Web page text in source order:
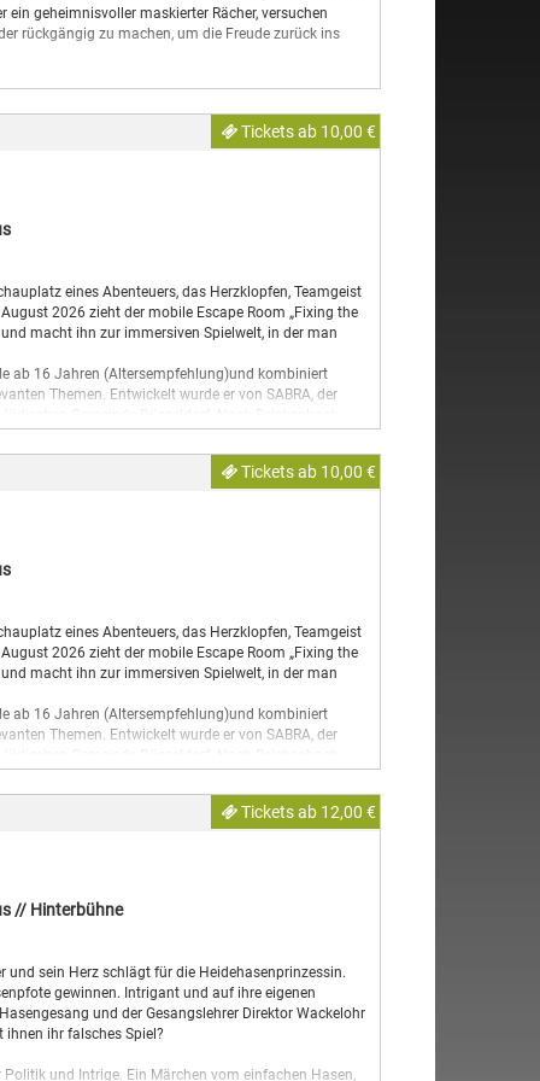
geheimnisvoller maskierter Rächer, versuchen
rückgängig zu machen, um die Freude zurück ins
Tickets ab 10,00 €
eines Abenteuers, das Herzklopfen, Teamgeist
2026 zieht der mobile Escape Room „Fixing the
macht ihn zur immersiven Spielwelt, in der man
ab 16 Jahren (Altersempfehlung)und kombiniert
Themen. Entwickelt wurde er von SABRA, der
Sachsen.
Abenteuer! In der nachempfundenen Kajüte im Großen
die Spieler:innen nicht nur kulturelle Hintergründe
selbst besser kennen. Ein zentraler Aspekt ist dabei
gemeistert und das Schiff vor dem Untergang
und öffnet auf kreative und spielerische Weise die
Tickets ab 10,00 €
eines Abenteuers, das Herzklopfen, Teamgeist
2026 zieht der mobile Escape Room „Fixing the
macht ihn zur immersiven Spielwelt, in der man
ab 16 Jahren (Altersempfehlung)und kombiniert
Themen. Entwickelt wurde er von SABRA, der
Sachsen.
Abenteuer! In der nachempfundenen Kajüte im Großen
die Spieler:innen nicht nur kulturelle Hintergründe
selbst besser kennen. Ein zentraler Aspekt ist dabei
gemeistert und das Schiff vor dem Untergang
und öffnet auf kreative und spielerische Weise die
Tickets ab 12,00 €
// Hinterbühne
und sein Herz schlägt für die Heidehasenprinzessin.
gewinnen. Intrigant und auf ihre eigenen
und der Gesangslehrer Direktor Wackelohr
ihnen ihr falsches Spiel?
und Intrige. Ein Märchen vom einfachen Hasen,